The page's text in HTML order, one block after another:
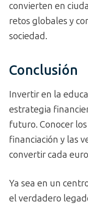
convierten en
retos globales y
sociedad.
Conclusión
Invertir en la
estrategia
futuro. Conocer
financiación y las
convertir cada
Ya sea en un
el verdadero